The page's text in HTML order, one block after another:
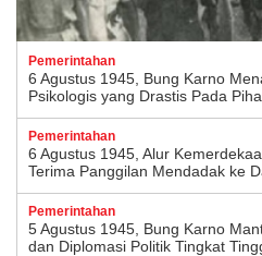
Pemerintahan
6 Agustus 1945, Bung Karno
Psikologis yang Drastis Pada
Pemerintahan
6 Agustus 1945, Alur
Terima Panggilan Mendadak ke
Pemerintahan
5 Agustus 1945, Bung Karno
dan Diplomasi Politik Tingkat